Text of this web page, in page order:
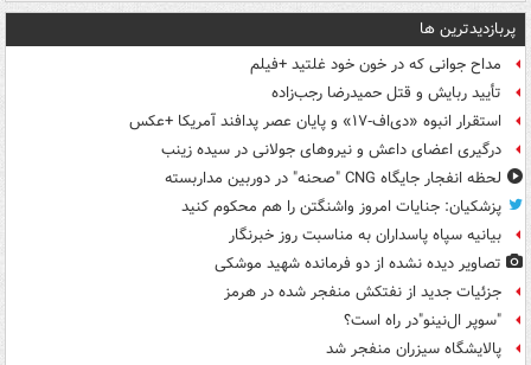
پربازدیدترین ها
مداح جوانی که در خون خود غلتید +فیلم
تأیید ربایش و قتل حمیدرضا رجب‌زاده
استقرار انبوه «دی‌اف‑۱۷» و پایان عصر پدافند آمریکا +عکس
درگیری اعضای داعش و نیروهای جولانی در سیده زینب
لحظه انفجار جایگاه CNG "صحنه" در دوربین مداربسته
پزشکیان: جنایات امروز واشنگتن را هم محکوم کنید
بیانیه سپاه پاسداران به مناسبت روز خبرنگار
تصاویر دیده‌ نشده از دو فرمانده شهید موشکی
جزئیات جدید از نفتکش منفجر شده در هرمز
"سوپر ال‌نینو"در راه است؟
پالایشگاه سیزران منفجر شد